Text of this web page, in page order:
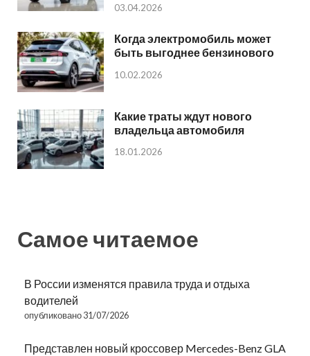
03.04.2026
Когда электромобиль может
быть выгоднее бензинового
10.02.2026
Какие траты ждут нового
владельца автомобиля
18.01.2026
Самое читаемое
В России изменятся правила труда и отдыха
водителей
опубликовано 31/07/2026
Представлен новый кроссовер Mercedes-Benz GLA